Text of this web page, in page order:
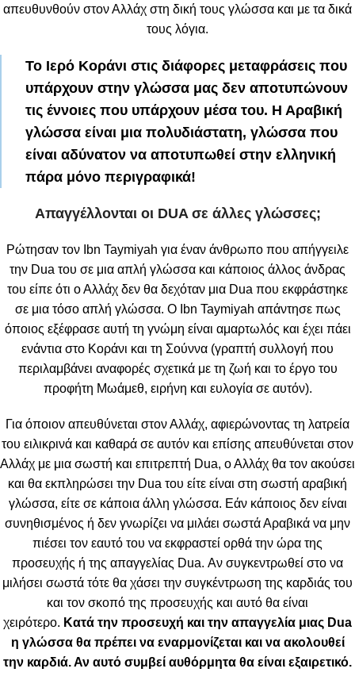
απευθυνθούν στον Αλλάχ στη δική τους γλώσσα και με τα δικά
τους λόγια.
Το Ιερό Κοράνι στις διάφορες μεταφράσεις που
υπάρχουν στην γλώσσα μας δεν αποτυπώνουν
τις έννοιες που υπάρχουν μέσα του. Η Αραβική
γλώσσα είναι μια πολυδιάστατη, γλώσσα που
είναι αδύνατον να αποτυπωθεί στην ελληνική
πάρα μόνο περιγραφικά!
Απαγγέλλονται οι DUA σε άλλες γλώσσες;
Ρώτησαν τον Ibn Taymiyah για έναν άνθρωπο που απήγγειλε
την Dua του σε μια απλή γλώσσα και κάποιος άλλος άνδρας
του είπε ότι ο Αλλάχ δεν θα δεχόταν μια Dua που εκφράστηκε
σε μια τόσο απλή γλώσσα. Ο Ibn Taymiyah απάντησε πως
όποιος εξέφρασε αυτή τη γνώμη είναι αμαρτωλός και έχει πάει
ενάντια στο Κοράνι και τη Σούννα (γραπτή συλλογή που
περιλαμβάνει αναφορές σχετικά με τη ζωή και το έργο του
προφήτη Μωάμεθ, ειρήνη και ευλογία σε αυτόν).
Για όποιον απευθύνεται στον Αλλάχ, αφιερώνοντας τη λατρεία
του ειλικρινά και καθαρά σε αυτόν και επίσης απευθύνεται στον
Αλλάχ με μια σωστή και επιτρεπτή Dua, ο Αλλάχ θα τον ακούσει
και θα εκπληρώσει την Dua του είτε είναι στη σωστή αραβική
γλώσσα, είτε σε κάποια άλλη γλώσσα. Εάν κάποιος δεν είναι
συνηθισμένος ή δεν γνωρίζει να μιλάει σωστά Αραβικά να μην
πιέσει τον εαυτό του να εκφραστεί ορθά την ώρα της
προσευχής ή της απαγγελίας Dua. Αν συγκεντρωθεί στο να
μιλήσει σωστά τότε θα χάσει την συγκέντρωση της καρδιάς του
και τον σκοπό της προσευχής και αυτό θα είναι
χειρότερο. Κατά την προσευχή και την απαγγελία μιας Dua
η γλώσσα θα πρέπει να εναρμονίζεται και να ακολουθεί
την καρδιά. Αν αυτό συμβεί αυθόρμητα θα είναι εξαιρετικό.